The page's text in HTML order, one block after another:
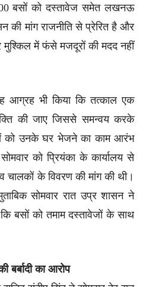
बसों को दस्तावेज समेत लखनऊ
की मांग राजनीति से प्रेरित है और
में फंसे मजदूरों की मदद नहीं
आग्रह भी किया कि तत्काल एक
की जाए जिससे समन्वय करके
को उनके घर भेजने का काम आरंभ
को प्रियंका के कार्यालय से
चालकों के विवरण की मांग की थी।
सोमवार रात उप्र शासन ने
बसों को तमाम दस्तावेजों के साथ
बर्बादी का आरोप